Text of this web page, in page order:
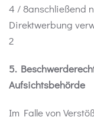
4 / 8anschließend
Direktwerbung
2
5.
Aufsichtsbehörde
Im Falle von